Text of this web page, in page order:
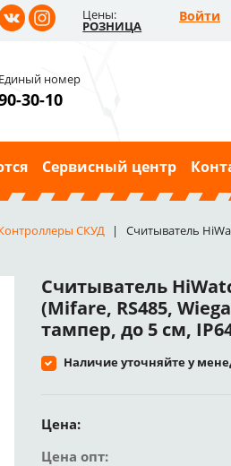
Цены:
РОЗНИЦА
Войти
Единый номер
30-10
Сервисный центр
СКУД
Считыватель
Считыватель
(Mifare, RS485,
тампер, до 5 см,
Наличие уточняйте у
Цена:
Цена опт: